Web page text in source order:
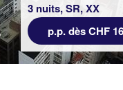
3 nuits, SR, XX
p.p. dès CHF